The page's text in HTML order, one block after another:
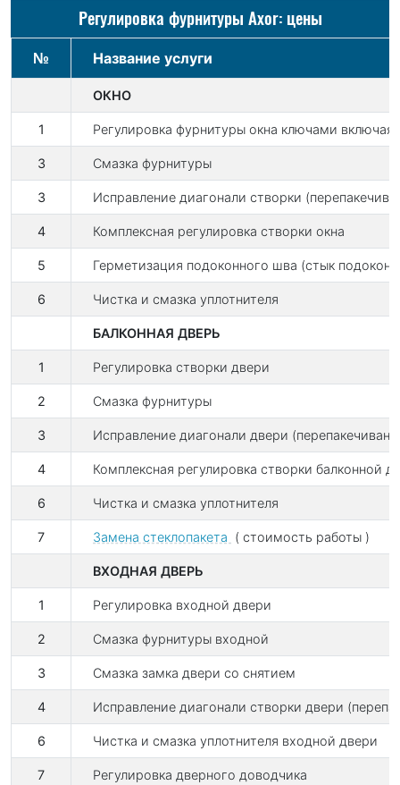
Регулировка фурнитуры Axor: цены
№ Название услуги
ОКНО
1 Регулировка фурнитуры окна ключами
3 Смазка фурнитуры
3 Исправление диагонали створки
4 Комплексная регулировка створки окна
5 Герметизация подоконного шва (стык
6 Чистка и смазка уплотнителя
БАЛКОННАЯ ДВЕРЬ
1 Регулировка створки двери
2 Смазка фурнитуры
3 Исправление диагонали двери
4 Комплексная регулировка створки балконной
6 Чистка и смазка уплотнителя
7 Замена стеклопакета ( стоимость работы )
ВХОДНАЯ ДВЕРЬ
1 Регулировка входной двери
2 Смазка фурнитуры входной
3 Смазка замка двери со снятием
4 Исправление диагонали створки двери
6 Чистка и смазка уплотнителя входной двери
7 Регулировка дверного доводчика